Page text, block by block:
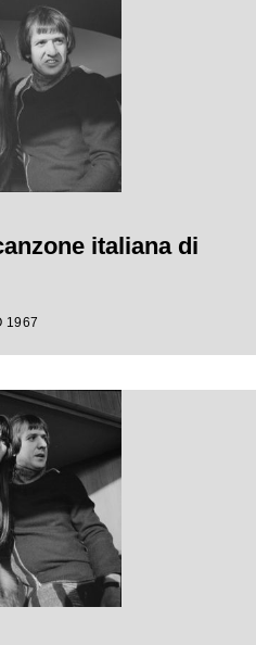
italiana di
1967